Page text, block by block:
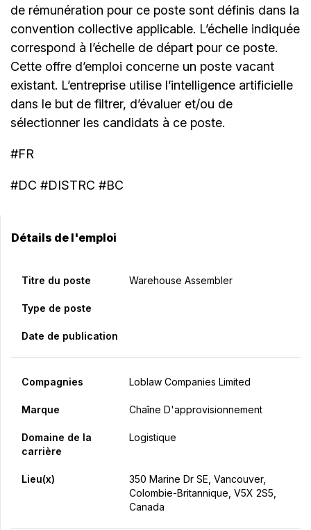
de rémunération pour ce poste sont définis dans la
convention collective applicable. L’échelle indiquée
correspond à l’échelle de départ pour ce poste.
Cette offre d’emploi concerne un poste vacant
existant. L’entreprise utilise l’intelligence artificielle
dans le but de filtrer, d’évaluer et/ou de
sélectionner les candidats à ce poste.
#FR
#DC #DISTRC #BC
Détails de l'emploi
Titre du poste Warehouse Assembler
Type de poste
Date de publication
Compagnies Loblaw Companies Limited
Marque Chaîne D'approvisionnement
Domaine de la
carrière
Logistique
Lieu(x)
350 Marine Dr SE, Vancouver,
Colombie-Britannique, V5X 2S5,
Canada